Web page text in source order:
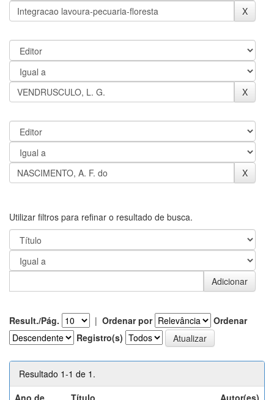
Utilizar filtros para refinar o resultado de busca.
Result./Pág. | Ordenar por
Ordenar
Registro(s)
Resultado 1-1 de 1.
Ano de
Título Autor(es)